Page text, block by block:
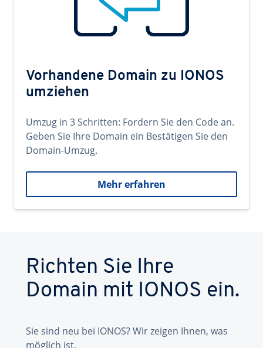
Vorhandene Domain zu IONOS
umziehen
Umzug in 3 Schritten: Fordern Sie den Code an.
Geben Sie Ihre Domain ein Bestätigen Sie den
Domain-Umzug.
Mehr erfahren
Richten Sie Ihre
Domain mit IONOS ein.
Sie sind neu bei IONOS? Wir zeigen Ihnen, was
möglich ist.